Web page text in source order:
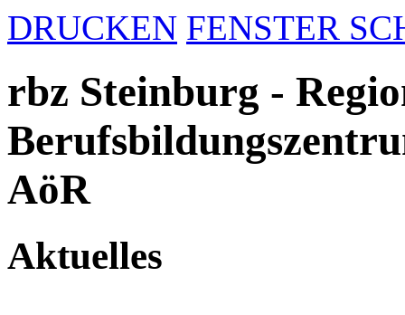
DRUCKEN FENSTER
rbz Steinburg -
AöR
Aktuelles